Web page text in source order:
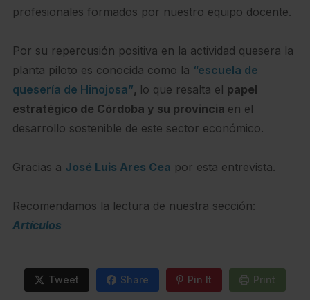
profesionales formados por nuestro equipo docente.
Por su repercusión positiva en la actividad quesera la
planta piloto es conocida como la “escuela de
quesería de Hinojosa”, lo que resalta el papel
estratégico de Córdoba y su provincia en el
desarrollo sostenible de este sector económico.
Gracias a José Luis Ares Cea por esta entrevista.
Recomendamos la lectura de nuestra sección:
Artículos
Tweet Share Pin It Print